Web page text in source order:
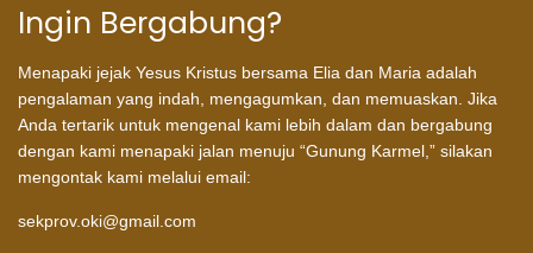
Ingin Bergabung?
Menapaki jejak Yesus Kristus bersama Elia dan Maria adalah
pengalaman yang indah, mengagumkan, dan memuaskan. Jika
Anda tertarik untuk mengenal kami lebih dalam dan bergabung
dengan kami menapaki jalan menuju “Gunung Karmel,” silakan
mengontak kami melalui email:
sekprov.oki@gmail.com